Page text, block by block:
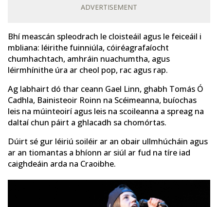
ADVERTISEMENT
Bhí meascán spleodrach le cloisteáil agus le feiceáil i
mbliana: léirithe fuinniúla, cóiréagrafaíocht
chumhachtach, amhráin nuachumtha, agus
léirmhínithe úra ar cheol pop, rac agus rap.
Ag labhairt dó thar ceann Gael Linn, ghabh Tomás Ó
Cadhla, Bainisteoir Roinn na Scéimeanna, buíochas
leis na múinteoirí agus leis na scoileanna a spreag na
daltaí chun páirt a ghlacadh sa chomórtas.
Dúirt sé gur léiriú soiléir ar an obair ullmhúcháin agus
ar an tiomantas a bhíonn ar siúl ar fud na tíre iad
caighdeáin arda na Craoibhe.